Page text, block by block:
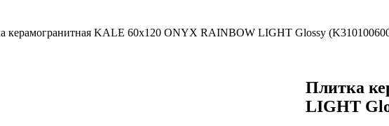
керамогранитная KALE 60х120 ONYX RAINBOW LIGHT Glossy
Плитка
LIGHT